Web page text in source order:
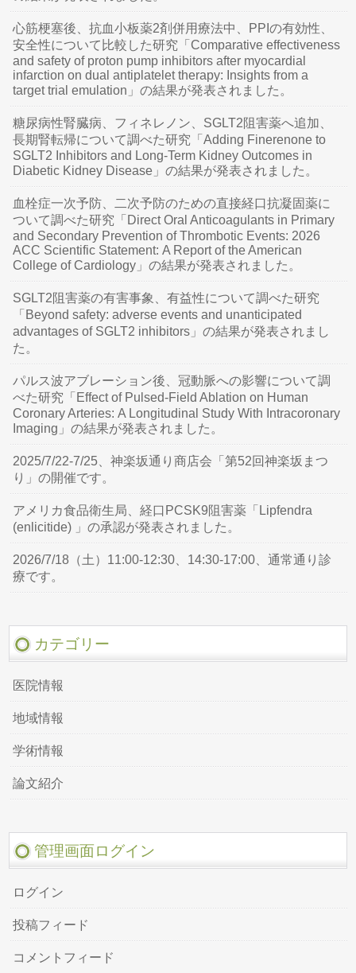
心筋梗塞後、抗血小板薬2剤併用療法中、PPIの有効性、
安全性について比較した研究「Comparative effectiveness
and safety of proton pump inhibitors after myocardial
infarction on dual antiplatelet therapy: Insights from a
target trial emulation」の結果が発表されました。
糖尿病性腎臓病、フィネレノン、SGLT2阻害薬へ追加、
長期腎転帰について調べた研究「Adding Finerenone to
SGLT2 Inhibitors and Long-Term Kidney Outcomes in
Diabetic Kidney Disease」の結果が発表されました。
血栓症一次予防、二次予防のための直接経口抗凝固薬に
ついて調べた研究「Direct Oral Anticoagulants in Primary
and Secondary Prevention of Thrombotic Events: 2026
ACC Scientific Statement: A Report of the American
College of Cardiology」の結果が発表されました。
SGLT2阻害薬の有害事象、有益性について調べた研究
「Beyond safety: adverse events and unanticipated
advantages of SGLT2 inhibitors」の結果が発表されまし
た。
パルス波アブレーション後、冠動脈への影響について調
べた研究「Effect of Pulsed-Field Ablation on Human
Coronary Arteries: A Longitudinal Study With Intracoronary
Imaging」の結果が発表されました。
2025/7/22-7/25、神楽坂通り商店会「第52回神楽坂まつ
り」の開催です。
アメリカ食品衛生局、経口PCSK9阻害薬「Lipfendra
(enlicitide) 」の承認が発表されました。
2026/7/18（土）11:00-12:30、14:30-17:00、通常通り診
療です。
カテゴリー
医院情報
地域情報
学術情報
論文紹介
管理画面ログイン
ログイン
投稿フィード
コメントフィード